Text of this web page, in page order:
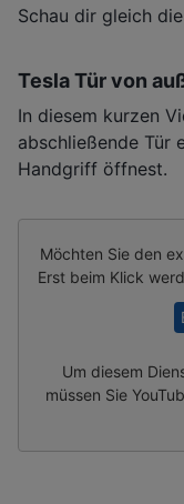
Schau dir gleich
Tesla Tür von
In diesem kurzen
abschließende Tür
Handgriff öffnest.
Möchten Sie den
Erst beim Klick
Um diesem
müssen Sie